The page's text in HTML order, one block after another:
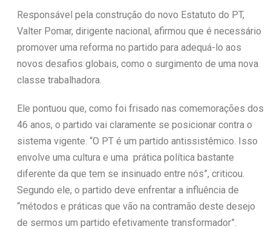
Responsável pela construção do novo Estatuto do PT,
Valter Pomar, dirigente nacional, afirmou que é necessário
promover uma reforma no partido para adequá-lo aos
novos desafios globais, como o surgimento de uma nova
classe trabalhadora.
Ele pontuou que, como foi frisado nas comemorações dos
46 anos, o partido vai claramente se posicionar contra o
sistema vigente. “O PT é um partido antissistêmico. Isso
envolve uma cultura e uma prática política bastante
diferente da que tem se insinuado entre nós”, criticou.
Segundo ele, o partido deve enfrentar a influência de
“métodos e práticas que vão na contramão deste desejo
de sermos um partido efetivamente transformador”.